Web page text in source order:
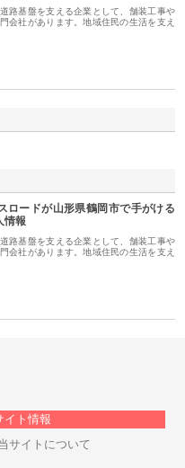
路基盤を支える企業として、舗装工事や
会社があります。地域住民の生活を支え
ロードが山形県鶴岡市で手がける
情報
路基盤を支える企業として、舗装工事や
会社があります。地域住民の生活を支え
イト情報
サイトについて